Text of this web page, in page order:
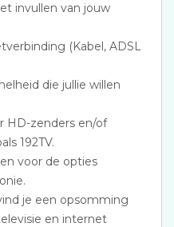
invullen van jouw
(Kabel, ADSL
die jullie willen
HD-zenders en/of
192TV.
voor de opties
je een opsomming
en internet